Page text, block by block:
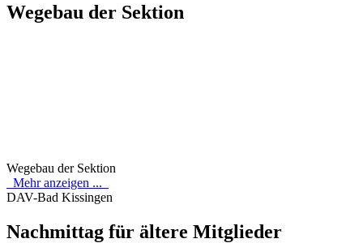
Wegebau der Sektion
Wegebau der Sektion
Mehr anzeigen ...
DAV-Bad Kissingen
Nachmittag für ältere Mitglieder